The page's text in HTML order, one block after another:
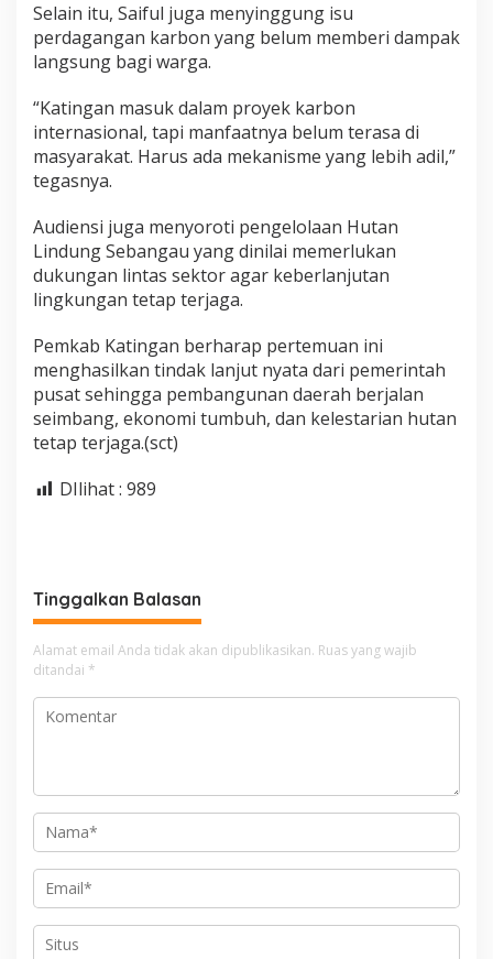
Selain itu, Saiful juga menyinggung isu
perdagangan karbon yang belum memberi dampak
langsung bagi warga.
“Katingan masuk dalam proyek karbon
internasional, tapi manfaatnya belum terasa di
masyarakat. Harus ada mekanisme yang lebih adil,”
tegasnya.
Audiensi juga menyoroti pengelolaan Hutan
Lindung Sebangau yang dinilai memerlukan
dukungan lintas sektor agar keberlanjutan
lingkungan tetap terjaga.
Pemkab Katingan berharap pertemuan ini
menghasilkan tindak lanjut nyata dari pemerintah
pusat sehingga pembangunan daerah berjalan
seimbang, ekonomi tumbuh, dan kelestarian hutan
tetap terjaga.(sct)
DIlihat : 989
Tinggalkan Balasan
Alamat email Anda tidak akan dipublikasikan. Ruas yang wajib
ditandai *